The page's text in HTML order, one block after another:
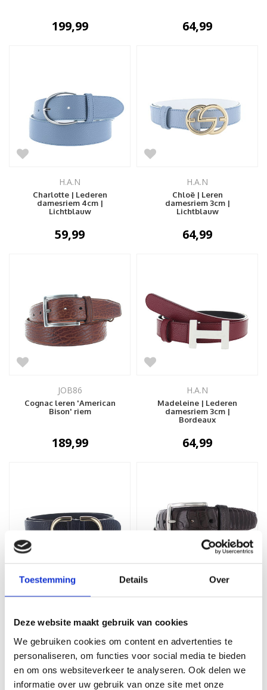
Toestemming Details Over
Deze website maakt gebruik van cookies
We gebruiken cookies om content en advertenties te
personaliseren, om functies voor social media te bieden
en om ons websiteverkeer te analyseren. Ook delen we
informatie over uw gebruik van onze site met onze
199,99 64,99
H.A.N
Charlotte | Lederen
damesriem 4cm |
Lichtblauw
59,99
H.A.N
Chloë | Leren
damesriem 3cm |
Lichtblauw
64,99
JOB86
Cognac leren 'American
Bison' riem
189,99
H.A.N
Madeleine | Lederen
damesriem 3cm |
Bordeaux
64,99
H.A.N
damesriem 2,5cm |
Donkerblauw
59,99
riem | Bruin
229,00